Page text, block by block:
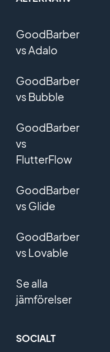
GoodBarber
vs Adalo
GoodBarber
vs Bubble
GoodBarber
vs
FlutterFlow
GoodBarber
vs Glide
GoodBarber
vs Lovable
Se alla
jämförelser
SOCIALT